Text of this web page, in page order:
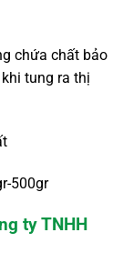
chứa chất bảo
tung ra thị
500gr
ty TNHH